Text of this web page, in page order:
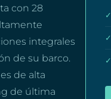
con 28
integrales
de su barco.
de alta
de última
✓
✓
✓